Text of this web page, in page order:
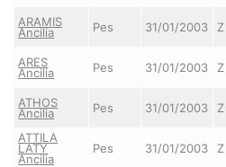
ARAMIS
Ancilia Pes 31/01/2003
ARES
Ancilia Pes 31/01/2003
ATHOS
Ancilia Pes 31/01/2003
ATTILA
LATY
Ancilia
Pes 31/01/2003